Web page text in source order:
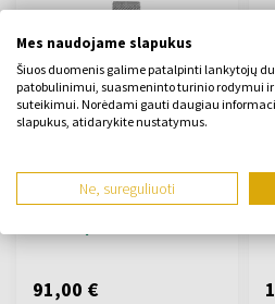
Vyriškas laikrodis
Laikrodis - Vyrų
91,00 €
Mes naudojame slapukus
Šiuos duomenis galime patalpinti lankytojų
patobulinimui, suasmeninto turinio rodymui
suteikimui. Norėdami gauti daugiau
slapukus, atidarykite nustatymus.
Ne, sureguliuoti